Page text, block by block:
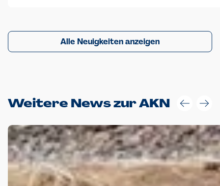
Alle Neuigkeiten anzeigen
Weitere News zur AKN